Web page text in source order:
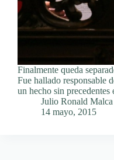
Finalmente queda
Fue hallado responsable
un hecho sin
Julio Ronald
14 mayo, 2015